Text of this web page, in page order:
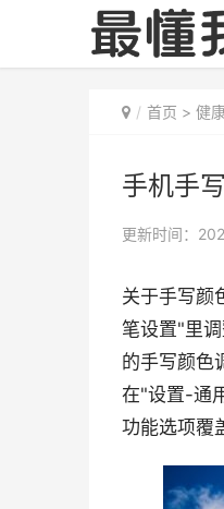
首页 > 健
手机手
更新时间：
关于手写颜
笔设置"里
的手写颜色
在"设置-通
功能选项覆